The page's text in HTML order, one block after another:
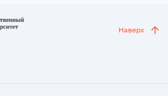
Наверх